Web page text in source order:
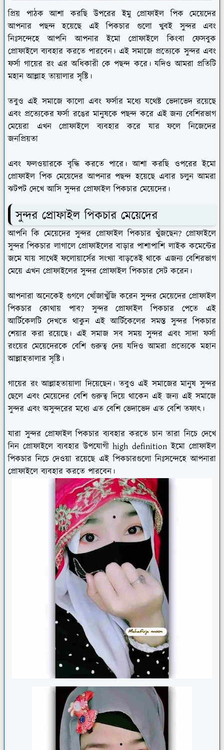
প্রিয় পাঠক আশা করছি উপরের ইমু প্রোফাইল পিক মেয়েদের
আপনার পছন্দ হয়েছে এই পিকচার গুলো খুবই সুন্দর এবং
নিঃসন্দেহে আপনি আপনার ইমো প্রোফাইলে কিংবা ফেসবুক
প্রোফাইলে ব্যবহার করতে পারবেন। এই সমাজে প্রত্যেকে সুন্দর এবং
ফর্সা গায়ের রং এর অধিকারী কে পছন্দ করে। যদিও আমরা প্রতিটি
মহান আল্লাহ তায়ালার সৃষ্টি।
তবুও এই সমাজে কালো এবং ফর্সার মধ্যে যথেষ্ট ভেদাভেদ রয়েছে
এবং প্রত্যেকের ফর্সা রঙের মানুষকে পছন্দ করে এই জন্য বেশিরভাগ
মেয়েরা এখন প্রোফাইলে ব্যবহার করে যার ফলে নিজেদের
জনপ্রিয়তা
এবং ফলওয়ারকে বৃদ্ধি করতে পারে। আশা করছি ওপরের ইমো
প্রোফাইল পিক মেয়েদের আপনার পছন্দ হয়েছে এবার চলুন আমরা
ঝটপট দেখে আসি সুন্দর প্রোফাইল পিকচার মেয়েদের।
সুন্দর প্রোফাইল পিকচার মেয়েদের
আপনি কি মেয়েদের সুন্দর প্রোফাইল পিকচার খুঁজছেন? প্রোফাইলে
সুন্দর পিকচার লাগালে প্রোফাইলের বাড়ার পাশাপাশি লাইক কমেন্টের
জমে যায় সাথেই ফলোয়ার্সের সংখ্যা বাড়তেই থাকে এজন্য বেশিরভাগ
মেয়ে এখন প্রোফাইলের সুন্দর প্রোফাইল পিকচার সেট করেন।
আপনারা অনেকেই গুগলে খোঁজাখুঁজি করেন সুন্দর মেয়েদের প্রোফাইল
পিকচার কোথায় পাব? সুন্দর প্রোফাইল পিকচার পেতে এই
আর্টিকেলটি দেখতে থাকুন এই আর্টিকেলের সমস্ত সুন্দর পিকচার
শেয়ার করা রয়েছে। এই সমাজ সব সময় সুন্দর এবং সাদা ফর্সা
রংয়ের মেয়েদেরকে বেশি গুরুত্ব দেয় যদিও আমরা প্রত্যেকে মহান
আল্লাহতালার সৃষ্টি।
গায়ের রং আল্লাহতায়ালা দিয়েছেন। তবুও এই সমাজের মানুষ সুন্দর
ছেলে এবং মেয়েদের বেশি গুরুত্ব দিয়ে থাকেন এই জন্য এই সমাজে
সুন্দর এবং অসুন্দরের মধ্যে এত বেশি ভেদাভেদ এত বেশি তফাৎ।
যারা সুন্দর প্রোফাইল পিকচার ব্যবহার করতে চান তারা নিচে দেখে
নিন প্রোফাইলে ব্যবহার উপযোগী high definition ইমো প্রোফাইল
পিকচার নিচে দেওয়া রয়েছে এই পিকচারগুলো নিঃসন্দেহে আপনারা
প্রোফাইলে ব্যবহার করতে পারবেন।